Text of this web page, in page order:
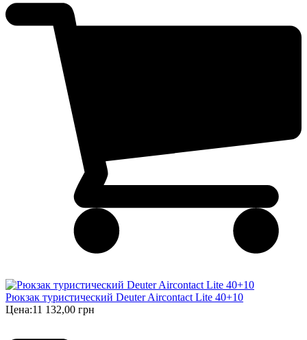
Рюкзак туристический Deuter Aircontact Lite 40+10
Цена:11 132,00 грн